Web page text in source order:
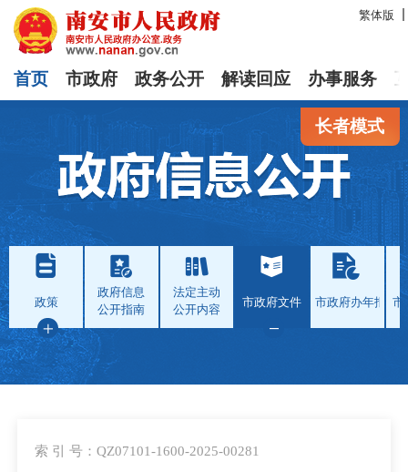
繁体版
首页 市政府 政务公开 解读回应 办事服务
长者模式
政策
政府信息
公开指南
法定主动
公开内容
市政府文件 市政府办年报 市
索 引 号：QZ07101-1600-2025-00281